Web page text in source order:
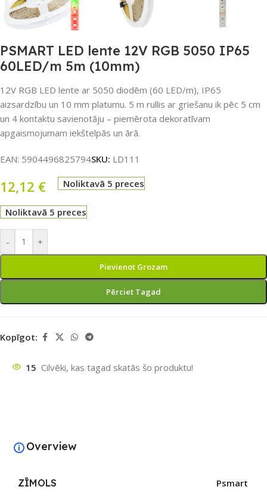
PSMART LED lente 12V RGB 5050 IP65
60LED/m 5m (10mm)
12V RGB LED lente ar 5050 diodēm (60 LED/m), IP65
aizsardzību un 10 mm platumu. 5 m rullis ar griešanu ik pēc 5 cm
un 4 kontaktu savienotāju – piemērota dekoratīvam
apgaismojumam iekštelpās un ārā.
EAN: 5904496825794SKU: LD111
12,12 € Noliktavā 5 preces
Noliktavā 5 preces
- +
Pievienot Grozam
Pērciet Tagad
Kopīgot:
15 Cilvēki, kas tagad skatās šo produktu!
Overview
ZĪMOLS Psmart